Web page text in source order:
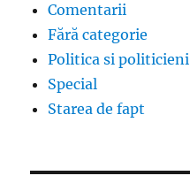
Comentarii
Fără categorie
Politica si politicieni
Special
Starea de fapt